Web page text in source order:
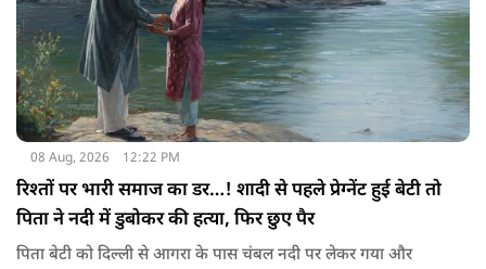
08 Aug, 2026 12:22 PM
रिश्तों पर भारी समाज का डर…! शादी से पहले प्रेग्नेंट हुई बेटी तो
पिता ने नदी में डुबोकर की हत्या, फिर छुए पैर
पिता बेटी को दिल्ली से आगरा के पास चंबल नदी पर लेकर गया और